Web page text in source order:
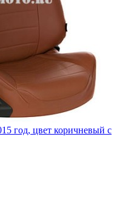
год, цвет коричневый с